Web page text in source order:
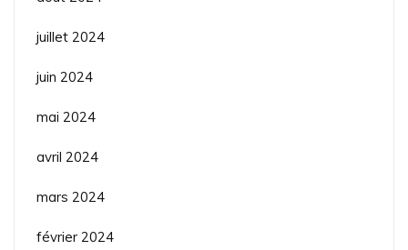
juillet 2024
juin 2024
mai 2024
avril 2024
mars 2024
février 2024